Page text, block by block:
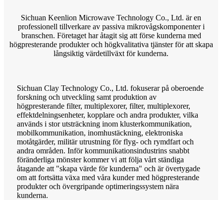
Sichuan Keenlion Microwave Technology Co., Ltd. är en
professionell tillverkare av passiva mikrovågskomponenter i
branschen. Företaget har åtagit sig att förse kunderna med
högpresterande produkter och högkvalitativa tjänster för att skapa
långsiktig värdetillväxt för kunderna.
Sichuan Clay Technology Co., Ltd. fokuserar på oberoende
forskning och utveckling samt produktion av
högpresterande filter, multiplexorer, filter, multiplexorer,
effektdelningsenheter, kopplare och andra produkter, vilka
används i stor utsträckning inom klusterkommunikation,
mobilkommunikation, inomhustäckning, elektroniska
motåtgärder, militär utrustning för flyg- och rymdfart och
andra områden. Inför kommunikationsindustrins snabbt
föränderliga mönster kommer vi att följa vårt ständiga
åtagande att "skapa värde för kunderna" och är övertygade
om att fortsätta växa med våra kunder med högpresterande
produkter och övergripande optimeringssystem nära
kunderna.